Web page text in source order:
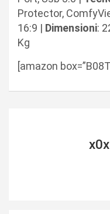
Protector,
16:9 | Dimensioni:
Kg
[amazon